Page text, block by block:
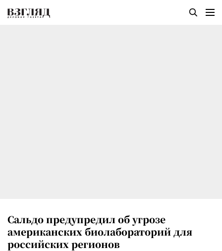
Сальдо предупредил об угрозе
американских биолабораторий для
российских регионов